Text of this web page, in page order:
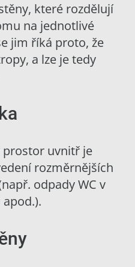
které rozdělují
na jednotlivé
jim říká proto, že
a lze je tedy
prostor uvnitř je
rozměrnějších
odpady WC v